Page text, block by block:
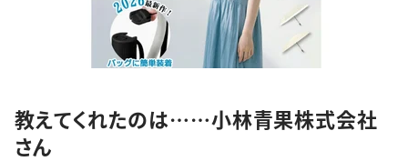
教えてくれたのは……小林青果株式会社
さん